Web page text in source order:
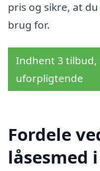
pris og sikre, at
brug for.
Indhent 3 tilbud,
uforpligtende
Fordele
låsesmed